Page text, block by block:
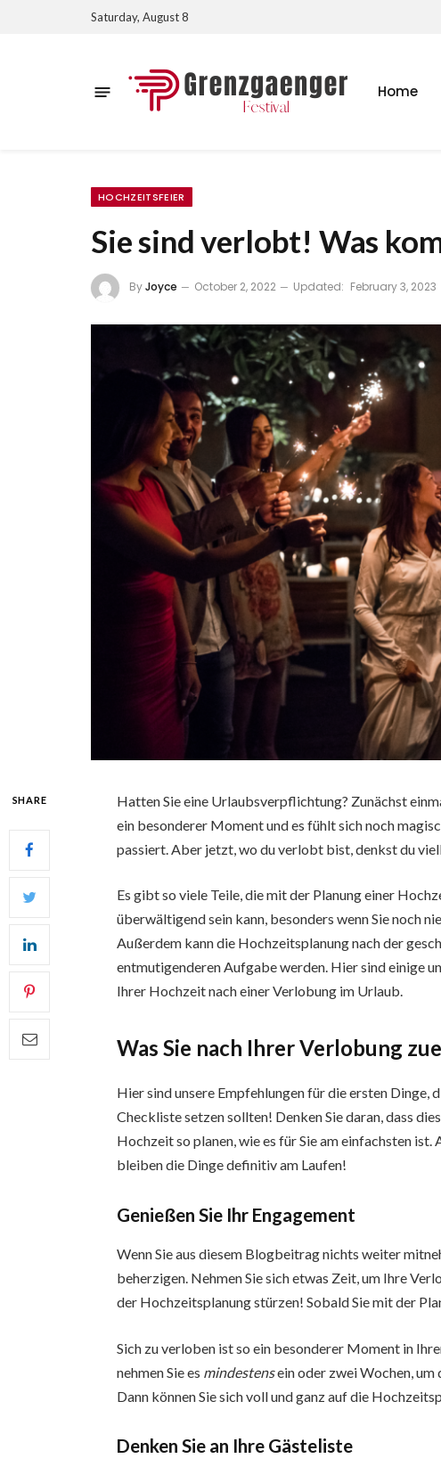
Saturday, August 8
Home
HOCHZEITSFEIER
Sie sind verlobt! Was
ByJoyce October 2, 2022 Updated: February 3, 2023
SHARE
Hatten Sie eine Urlaubsverpflichtung? Zunächst
ein besonderer Moment und es fühlt sich noch
passiert. Aber jetzt, wo du verlobt bist, denkst du
Es gibt so viele Teile, die mit der Planung einer
überwältigend sein kann, besonders wenn Sie noch
Außerdem kann die Hochzeitsplanung nach der
entmutigenderen Aufgabe werden. Hier sind einige
Ihrer Hochzeit nach einer Verlobung im Urlaub.
Was Sie nach Ihrer Verlobung
Hier sind unsere Empfehlungen für die ersten Dinge,
Checkliste setzen sollten! Denken Sie daran, dass
Hochzeit so planen, wie es für Sie am einfachsten ist.
bleiben die Dinge definitiv am Laufen!
Genießen Sie Ihr Engagement
Wenn Sie aus diesem Blogbeitrag nichts weiter
beherzigen. Nehmen Sie sich etwas Zeit, um Ihre
der Hochzeitsplanung stürzen! Sobald Sie mit der
Sich zu verloben ist so ein besonderer Moment in
nehmen Sie es mindestensein oder zwei Wochen, um
Dann können Sie sich voll und ganz auf die
Denken Sie an Ihre Gästeliste